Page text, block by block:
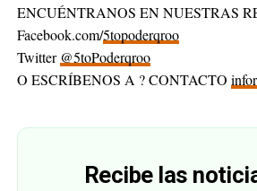
ENCUÉNTRANOS EN NUESTRAS
Facebook.com/5topoderqroo
Twitter @5toPoderqroo
O ESCRÍBENOS A ? CONTACTO
Recibe las